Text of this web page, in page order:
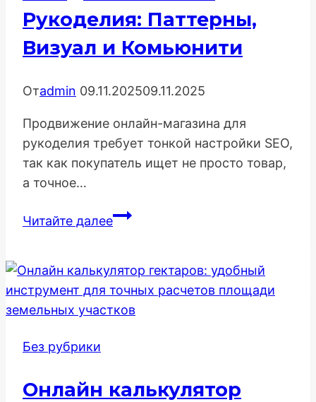
Рукоделия: Паттерны,
Визуал и Комьюнити
Отadmin 09.11.202509.11.2025
Продвижение онлайн-магазина для
рукоделия требует тонкой настройки SEO,
так как покупатель ищет не просто товар,
а точное…
Читайте далееМаксимальная
для
Магазина
Рукоделия:
Комьюнити
Без рубрики
Онлайн калькулятор